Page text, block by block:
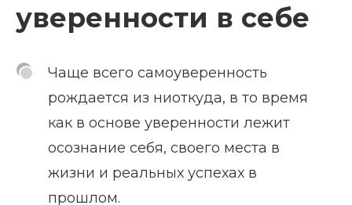
уверенности в себе
Чаще всего самоуверенность
рождается из ниоткуда, в то время
как в основе уверенности лежит
осознание себя, своего места в
жизни и реальных успехах в
прошлом.